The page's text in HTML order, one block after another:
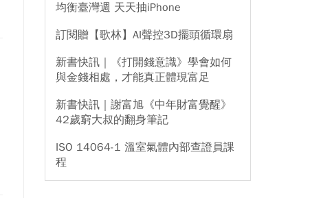
均衡臺灣週 天天抽iPhone
訂閱贈【歌林】AI聲控3D擺頭循環扇
新書快訊｜《打開錢意識》學會如何
與金錢相處，才能真正體現富足
新書快訊｜謝富旭《中年財富覺醒》
42歲窮大叔的翻身筆記
ISO 14064-1 溫室氣體內部查證員課
程